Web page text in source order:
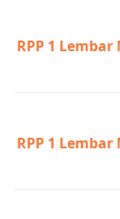
RPP 1
RPP 1